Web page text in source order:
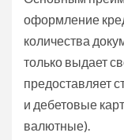
оформление
количества
только выдает
предоставляет
и дебетовые
валютные).